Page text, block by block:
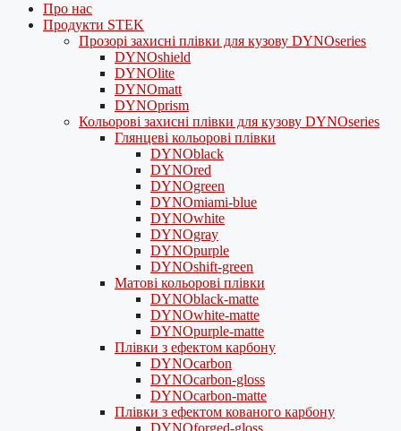
Про нас
Продукти STEK
Прозорі захисні плівки для кузову DYNOseries
DYNOshield
DYNOlite
DYNOmatt
DYNOprism
Кольорові захисні плівки для кузову DYNOseries
Глянцеві кольорові плівки
DYNOblack
DYNOred
DYNOgreen
DYNOmiami-blue
DYNOwhite
DYNOgray
DYNOpurple
DYNOshift-green
Матові кольорові плівки
DYNOblack-matte
DYNOwhite-matte
DYNOpurple-matte
Плівки з ефектом карбону
DYNOcarbon
DYNOcarbon-gloss
DYNOcarbon-matte
Плівки з ефектом кованого карбону
DYNOforged-gloss